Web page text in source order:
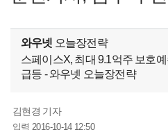
와우넷 오늘장전략
스페이스X, 최대 9.1억주 보호
급등 - 와우넷 오늘장전략
김현경 기자
입력 2016-10-14 12:50